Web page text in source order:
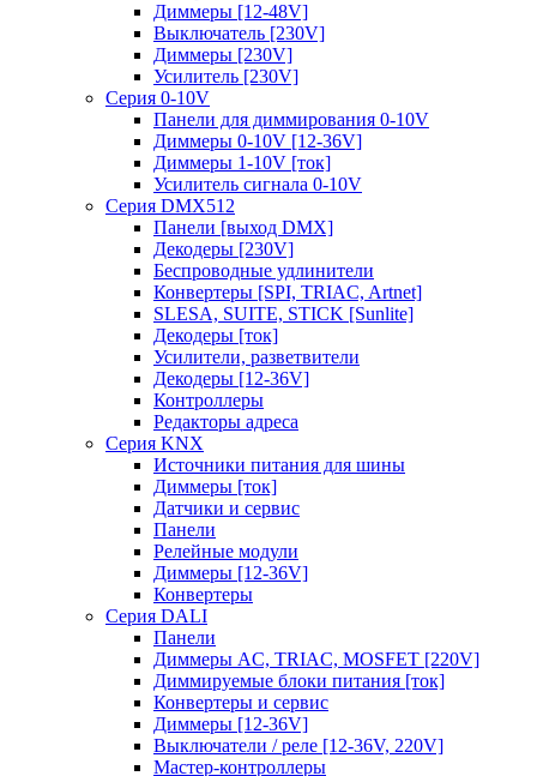
Диммеры [12-48V]
Выключатель [230V]
Диммеры [230V]
Усилитель [230V]
Серия 0-10V
Панели для диммирования 0-10V
Диммеры 0-10V [12-36V]
Диммеры 1-10V [ток]
Усилитель сигнала 0-10V
Серия DMX512
Панели [выход DMX]
Декодеры [230V]
Беспроводные удлинители
Конвертеры [SPI, TRIAC, Artnet]
SLESA, SUITE, STICK [Sunlite]
Декодеры [ток]
Усилители, разветвители
Декодеры [12-36V]
Контроллеры
Редакторы адреса
Серия KNX
Источники питания для шины
Диммеры [ток]
Датчики и сервис
Панели
Релейные модули
Диммеры [12-36V]
Конвертеры
Серия DALI
Панели
Диммеры AC, TRIAC, MOSFET [220V]
Диммируемые блоки питания [ток]
Конвертеры и сервис
Диммеры [12-36V]
Выключатели / реле [12-36V, 220V]
Мастер-контроллеры